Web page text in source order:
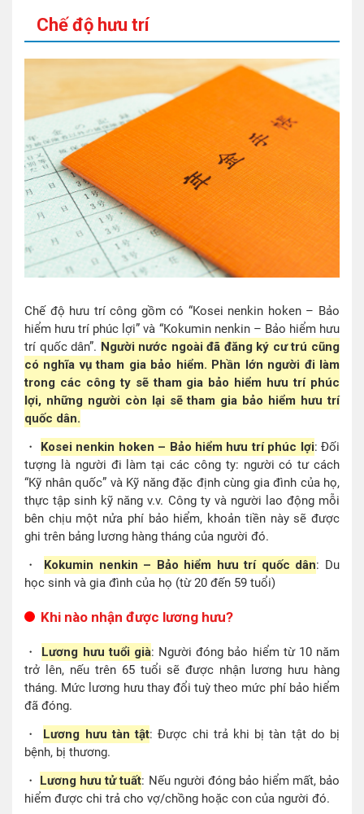
Chế độ hưu trí
Chế độ hưu trí công gồm có “Kosei nenkin hoken – Bảo
hiểm hưu trí phúc lợi” và “Kokumin nenkin – Bảo hiểm hưu
trí quốc dân”. Người nước ngoài đã đăng ký cư trú cũng
có nghĩa vụ tham gia bảo hiểm. Phần lớn người đi làm
trong các công ty sẽ tham gia bảo hiểm hưu trí phúc
lợi, những người còn lại sẽ tham gia bảo hiểm hưu trí
quốc dân.
・ Kosei nenkin hoken – Bảo hiểm hưu trí phúc lợi: Đối
tượng là người đi làm tại các công ty: người có tư cách
“Kỹ nhân quốc” và Kỹ năng đặc định cùng gia đình của họ,
thực tập sinh kỹ năng v.v. Công ty và người lao động mỗi
bên chịu một nửa phí bảo hiểm, khoản tiền này sẽ được
ghi trên bảng lương hàng tháng của người đó.
・ Kokumin nenkin – Bảo hiểm hưu trí quốc dân: Du
học sinh và gia đình của họ (từ 20 đến 59 tuổi)
Khi nào nhận được lương hưu?
・ Lương hưu tuổi già: Người đóng bảo hiểm từ 10 năm
trở lên, nếu trên 65 tuổi sẽ được nhận lương hưu hàng
tháng. Mức lương hưu thay đổi tuỳ theo mức phí bảo hiểm
đã đóng.
・ Lương hưu tàn tật: Được chi trả khi bị tàn tật do bị
bệnh, bị thương.
・ Lương hưu tử tuất: Nếu người đóng bảo hiểm mất, bảo
hiểm được chi trả cho vợ/chồng hoặc con của người đó.